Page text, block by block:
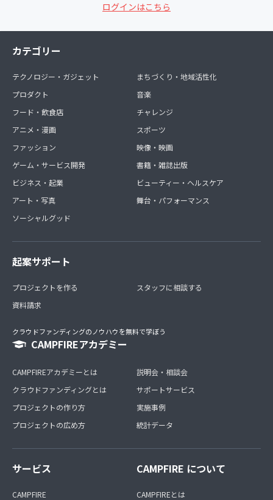
ログインはこちら
カテゴリー
テクノロジー・ガジェット
プロダクト
フード・飲食店
アニメ・漫画
ファッション
ゲーム・サービス開発
ビジネス・起業
アート・写真
ソーシャルグッド
まちづくり・地域活性化
音楽
チャレンジ
スポーツ
映像・映画
書籍・雑誌出版
ビューティー・ヘルスケア
舞台・パフォーマンス
起案サポート
プロジェクトを作る
資料請求
スタッフに相談する
クラウドファンディングのノウハウを無料で学ぼう
CAMPFIREアカデミー
CAMPFIREアカデミーとは
クラウドファンディングとは
プロジェクトの作り方
プロジェクトの広め方
説明会・相談会
サポートサービス
実施事例
統計データ
サービス
CAMPFIRE
CAMPFIRE について
CAMPFIREとは